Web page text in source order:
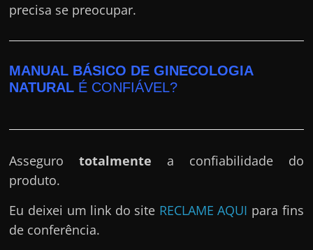
precisa se preocupar.
MANUAL BÁSICO DE GINECOLOGIA
NATURAL É CONFIÁVEL?
Assegurototalmente a confiabilidade do
produto.
Eu deixei um link do site RECLAME AQUI para fins
de conferência.